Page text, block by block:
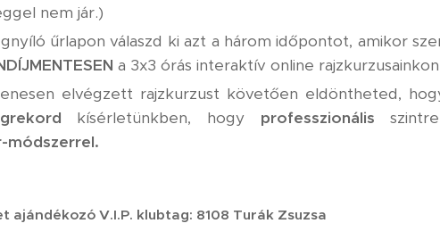
nem jár.)
űrlapon válaszd ki azt a három időpontot, amikor
a 3x3 órás interaktív online
elvégzett rajzkurzust követően eldöntheted,
kísérletünkben, hogy professzionális
módszerrel.
ajándékozó V.I.P. klubtag: 8108 Turák Zsuzsa